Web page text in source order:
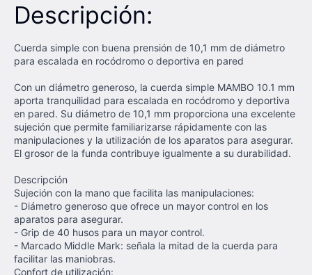
Descripción:
Cuerda simple con buena prensión de 10,1 mm de diámetro
para escalada en rocódromo o deportiva en pared
Con un diámetro generoso, la cuerda simple MAMBO 10.1 mm
aporta tranquilidad para escalada en rocódromo y deportiva
en pared. Su diámetro de 10,1 mm proporciona una excelente
sujeción que permite familiarizarse rápidamente con las
manipulaciones y la utilización de los aparatos para asegurar.
El grosor de la funda contribuye igualmente a su durabilidad.
Descripción
Sujeción con la mano que facilita las manipulaciones:
- Diámetro generoso que ofrece un mayor control en los
aparatos para asegurar.
- Grip de 40 husos para un mayor control.
- Marcado Middle Mark: señala la mitad de la cuerda para
facilitar las maniobras.
Confort de utilización: